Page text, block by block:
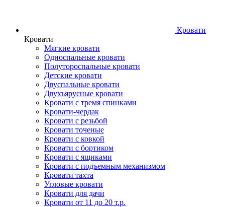
Кровати
Кровати
Мягкие кровати
Односпальные кровати
Полутороспальные кровати
Детские кровати
Двуспальные кровати
Двухъярусные кровати
Кровати с тремя спинками
Кровати-чердак
Кровати с резьбой
Кровати точеные
Кровати с ковкой
Кровати с бортиком
Кровати с ящиками
Кровати с подъемным механизмом
Кровати тахта
Угловые кровати
Кровати для дачи
Кровати от 11 до 20 т.р.